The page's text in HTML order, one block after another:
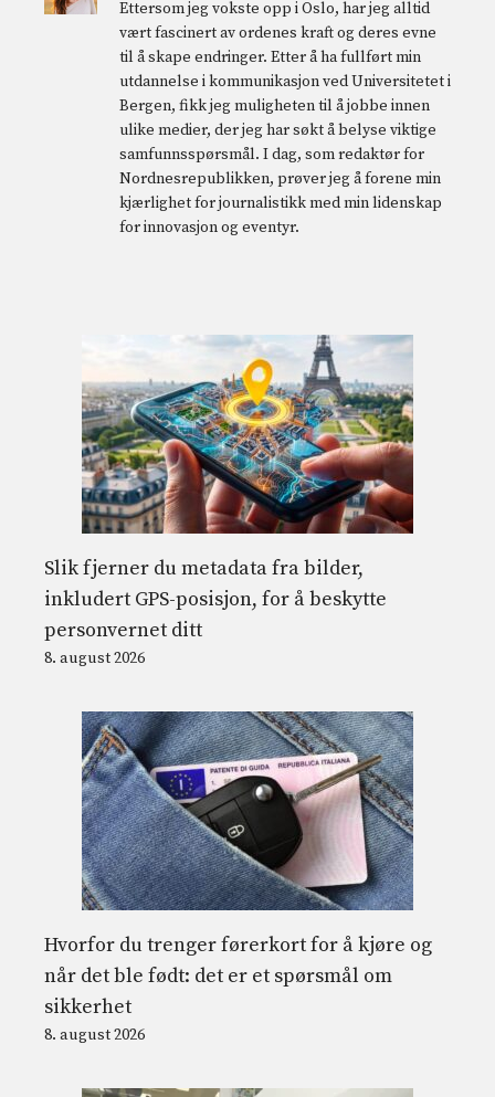
Ettersom jeg vokste opp i Oslo, har jeg alltid
vært fascinert av ordenes kraft og deres evne
til å skape endringer. Etter å ha fullført min
utdannelse i kommunikasjon ved Universitetet i
Bergen, fikk jeg muligheten til å jobbe innen
ulike medier, der jeg har søkt å belyse viktige
samfunnsspørsmål. I dag, som redaktør for
Nordnesrepublikken, prøver jeg å forene min
kjærlighet for journalistikk med min lidenskap
for innovasjon og eventyr.
Slik fjerner du metadata fra bilder,
inkludert GPS-posisjon, for å beskytte
personvernet ditt
8. august 2026
Hvorfor du trenger førerkort for å kjøre og
når det ble født: det er et spørsmål om
sikkerhet
8. august 2026